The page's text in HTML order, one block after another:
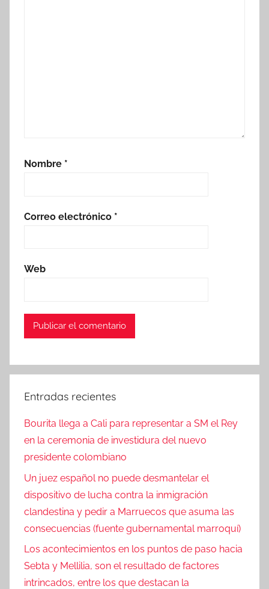
Nombre *
Correo electrónico *
Web
Entradas recientes
Bourita llega a Cali para representar a SM el Rey
en la ceremonia de investidura del nuevo
presidente colombiano
Un juez español no puede desmantelar el
dispositivo de lucha contra la inmigración
clandestina y pedir a Marruecos que asuma las
consecuencias (fuente gubernamental marroquí)
Los acontecimientos en los puntos de paso hacia
Sebta y Mellilia, son el resultado de factores
intrincados, entre los que destacan la